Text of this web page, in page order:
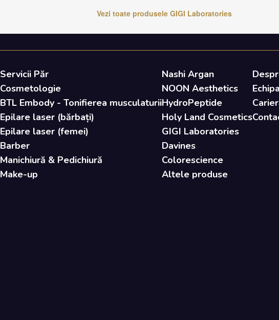
Vezi toate produsele GIGI Laboratories
Servicii Păr
Cosmetologie
BTL Embody - Tonifierea musculaturii
Epilare laser (bărbați)
Epilare laser (femei)
Barber
Manichiură & Pedichiură
Make-up
Nashi Argan
NOON Aesthetics
HydroPeptide
Holy Land Cosmetics
GIGI Laboratories
Davines
Colorescience
Altele produse
Echipa